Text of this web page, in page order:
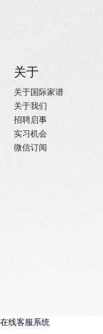
关于
关于国际家谱
关于我们
招聘启事
实习机会
微信订阅
在线客服系统